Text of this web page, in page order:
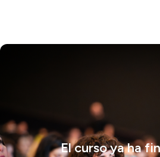
El curso ya ha